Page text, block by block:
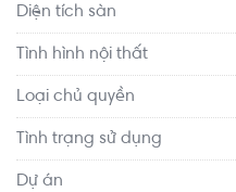
Diện tích sàn
Tình hình nội thất
Loại chủ quyền
Tình trạng sử dụng
Dự án